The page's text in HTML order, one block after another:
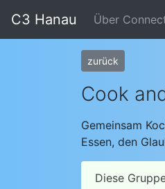
C3 Hanau Über
zurück
Cook
Gemeinsam
Essen, den
Diese